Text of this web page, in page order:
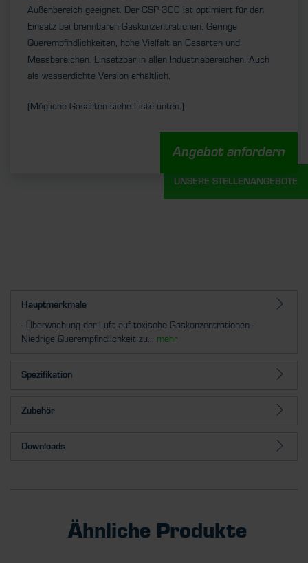
Außenbereich geeignet. Der GSP 300 ist optimiert für den
Einsatz bei brennbaren Gaskonzentrationen. Geringe
Querempfindlichkeiten, hohe Vielfalt an Gasarten und
Messbereichen. Einsetzbar in allen Industriebereichen. Auch
als wasserdichte Version erhältlich.
(Mögliche Gasarten siehe Liste unten.)
Angebot anfordern
Hauptmerkmale
- Überwachung der Luft auf toxische Gaskonzentrationen -
Niedrige Querempfindlichkeit zu... mehr
Spezifikation
Zubehör
Downloads
Ähnliche Produkte
UNSERE STELLENANGEBOTE